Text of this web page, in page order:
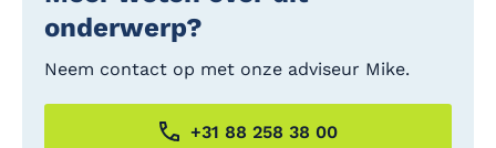
onderwerp?
Neem contact op met onze adviseur Mike.
+31 88 258 38 00